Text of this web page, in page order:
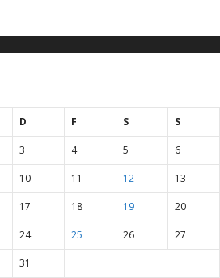
D F S S
3 4 5 6
10 11 12 13
17 18 19 20
24 25 26 27
31